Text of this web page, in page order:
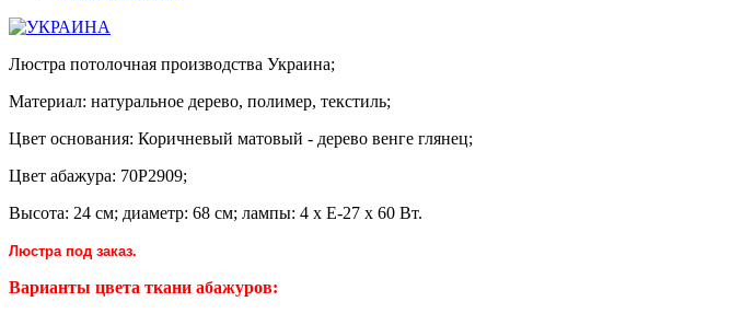
Люстра потолочная производства Украина;
Материал: натуральное дерево, полимер, текстиль;
Цвет основания: Коричневый матовый - дерево венге глянец;
Цвет абажура: 70Р2909;
Высота: 24 см; диаметр: 68 см; лампы: 4 х Е-27 х 60 Вт.
Люстра под заказ.
Варианты цвета ткани абажуров: